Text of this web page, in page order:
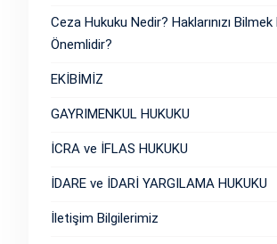
Ceza Hukuku Nedir? Haklarınızı Bilmek
Önemlidir?
EKİBİMİZ
GAYRIMENKUL HUKUKU
İCRA ve İFLAS HUKUKU
İDARE ve İDARİ YARGILAMA HUKUKU
İletişim Bilgilerimiz